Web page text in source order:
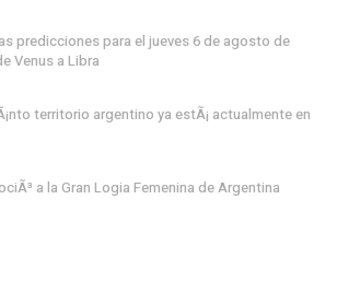
predicciones para el jueves 6 de agosto de
Venus a Libra
territorio argentino ya estÃ¡ actualmente en
a la Gran Logia Femenina de Argentina